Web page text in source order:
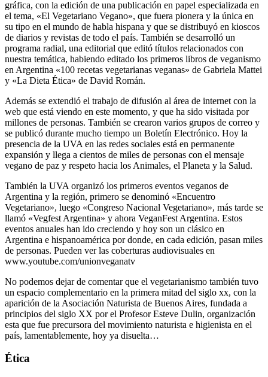
gráfica, con la edición de una publicación en papel especializada en
el tema, «El Vegetariano Vegano», que fuera pionera y la única en
su tipo en el mundo de habla hispana y que se distribuyó en kioscos
de diarios y revistas de todo el país. También se desarrolló un
programa radial, una editorial que editó títulos relacionados con
nuestra temática, habiendo editado los primeros libros de veganismo
en Argentina «100 recetas vegetarianas veganas» de Gabriela Mattei
y «La Dieta Ética» de David Román.
Además se extendió el trabajo de difusión al área de internet con la
web que está viendo en este momento, y que ha sido visitada por
millones de personas. También se crearon varios grupos de correo y
se publicó durante mucho tiempo un Boletín Electrónico. Hoy la
presencia de la UVA en las redes sociales está en permanente
expansión y llega a cientos de miles de personas con el mensaje
vegano de paz y respeto hacia los Animales, el Planeta y la Salud.
También la UVA organizó los primeros eventos veganos de
Argentina y la región, primero se denominó «Encuentro
Vegetariano», luego «Congreso Nacional Vegetariano», más tarde se
llamó «Vegfest Argentina» y ahora VeganFest Argentina. Estos
eventos anuales han ido creciendo y hoy son un clásico en
Argentina e hispanoamérica por donde, en cada edición, pasan miles
de personas. Pueden ver las coberturas audiovisuales en
www.youtube.com/unionveganatv
No podemos dejar de comentar que el vegetarianismo también tuvo
un espacio complementario en la primera mitad del siglo xx, con la
aparición de la Asociación Naturista de Buenos Aires, fundada a
principios del siglo XX por el Profesor Esteve Dulin, organización
esta que fue precursora del movimiento naturista e higienista en el
país, lamentablemente, hoy ya disuelta…
Ética